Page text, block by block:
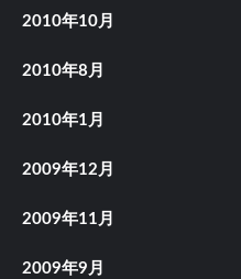
2010年10月
2010年8月
2010年1月
2009年12月
2009年11月
2009年9月